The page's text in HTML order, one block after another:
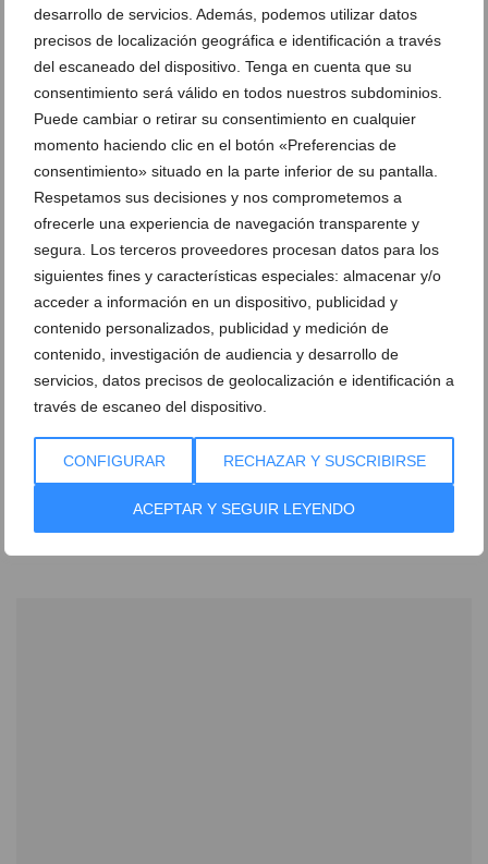
desarrollo de servicios. Además, podemos utilizar datos
precisos de localización geográfica e identificación a través
del escaneado del dispositivo. Tenga en cuenta que su
consentimiento será válido en todos nuestros subdominios.
Puede cambiar o retirar su consentimiento en cualquier
momento haciendo clic en el botón «Preferencias de
consentimiento» situado en la parte inferior de su pantalla.
Respetamos sus decisiones y nos comprometemos a
ofrecerle una experiencia de navegación transparente y
segura. Los terceros proveedores procesan datos para los
siguientes fines y características especiales: almacenar y/o
acceder a información en un dispositivo, publicidad y
contenido personalizados, publicidad y medición de
contenido, investigación de audiencia y desarrollo de
servicios, datos precisos de geolocalización e identificación a
través de escaneo del dispositivo.
CONFIGURAR RECHAZAR Y SUSCRIBIRSE
ACEPTAR Y SEGUIR LEYENDO
Este simple cambio hará que tu terraza se vea
increíble
Aprovecha este descuento y comienza a disfrutar
del aire libre de la mano de los mejores diseños